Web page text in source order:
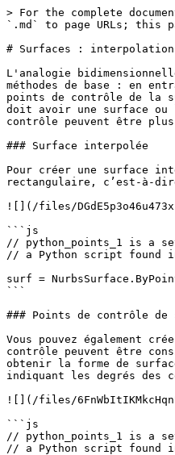
> For the complete
`.md` to page URLs; this
# Surfaces :
L'analogie
méthodes de base : en
points de contrôle de la
doit avoir une surface
contrôle peuvent être
### Surface interpolée
Pour créer une surface
rectangulaire, c’est-à-
![](/files/
```js
// python_points_1 is a
// a Python script found
surf =
```
### Points de contrôle de
Vous pouvez également
contrôle peuvent être
obtenir la forme de
indiquant les degrés des
![](/files/
```js
// python_points_1 is a
// a Python script found